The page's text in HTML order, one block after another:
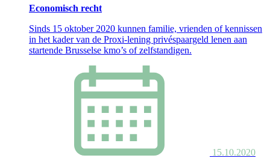
Economisch recht
Sinds 15 oktober 2020 kunnen familie, vrienden of kennissen
in het kader van de Proxi-lening privéspaargeld lenen aan
startende Brusselse kmo’s of zelfstandigen.
15.10.2020